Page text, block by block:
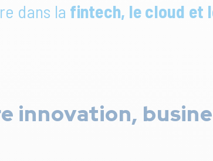
dans la fintech, le cloud et
innovation,